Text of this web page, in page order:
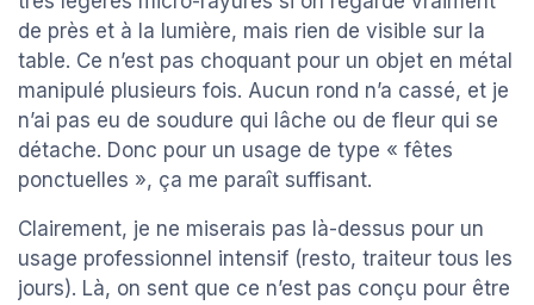
de près et à la lumière, mais rien de visible sur la
table. Ce n’est pas choquant pour un objet en métal
manipulé plusieurs fois. Aucun rond n’a cassé, et je
n’ai pas eu de soudure qui lâche ou de fleur qui se
détache. Donc pour un usage de type « fêtes
ponctuelles », ça me paraît suffisant.
Clairement, je ne miserais pas là-dessus pour un
usage professionnel intensif (resto, traiteur tous les
jours). Là, on sent que ce n’est pas conçu pour être